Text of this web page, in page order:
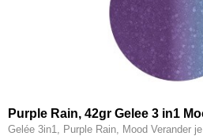
Purple Rain, 42gr Gelee 3 in1
Gelée 3in1, Purple Rain, Mood Verander